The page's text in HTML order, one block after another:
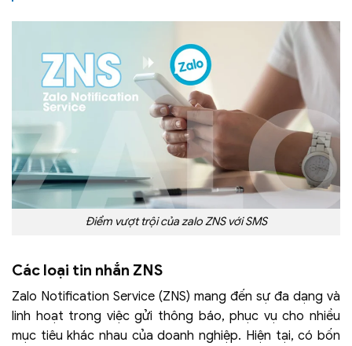
Điểm vượt trội của zalo ZNS với SMS
Các loại tin nhắn ZNS
Zalo Notification Service (ZNS) mang đến sự đa dạng và
linh hoạt trong việc gửi thông báo, phục vụ cho nhiều
mục tiêu khác nhau của doanh nghiệp. Hiện tại, có bốn